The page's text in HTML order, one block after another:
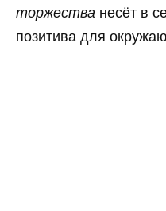
торжества несёт в
позитива для